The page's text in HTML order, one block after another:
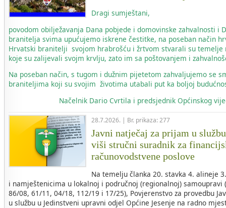
Dragi sumještani,
povodom obilježavanja Dana pobjede i domovinske zahvalnosti i
branitelja svima upućujemo iskrene čestitke, na poseban način
Hrvatski branitelji svojom hrabrošću i žrtvom stvarali su temelje
koje su zalijevali svojm krvlju, zato im sa poštovanjem i
Na poseban način, s tugom i dužnim pijetetom zahvaljujemo se
braniteljima koji su svojim životima utabali put ka boljoj
Načelnik Dario Cvrtila i predsjednik Općinskog
28.7.2026. | Br. prikaza: 277
Javni natječaj za prijam u
viši stručni suradnik za
računovodstvene poslove
Na temelju članka 20. stavka 4. alineje
i namještenicima u lokalnoj i područnoj (regionalnoj) samoupravi
86/08, 61/11, 04/18, 112/19 i 17/25), Povjerenstvo za provedbu
u službu u Jedinstveni upravni odjel Općine Jesenje na radno